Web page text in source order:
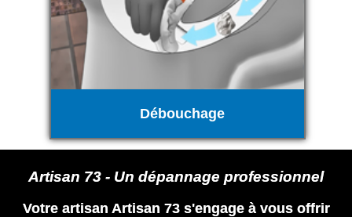
Débouchage
Artisan 73 - Un dépannage professionnel
Votre artisan Artisan 73 s'engage à vous offrir